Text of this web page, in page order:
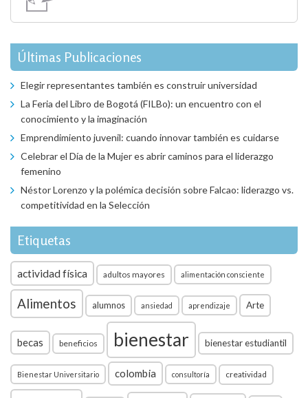
Últimas Publicaciones
Elegir representantes también es construir universidad
La Feria del Libro de Bogotá (FILBo): un encuentro con el
conocimiento y la imaginación
Emprendimiento juvenil: cuando innovar también es cuidarse
Celebrar el Día de la Mujer es abrir caminos para el liderazgo
femenino
Néstor Lorenzo y la polémica decisión sobre Falcao: liderazgo vs.
competitividad en la Selección
Etiquetas
actividad física adultos mayores alimentación consciente
Alimentos alumnos ansiedad aprendizaje Arte
becas beneficios bienestar bienestar estudiantil
Bienestar Universitario colombia consultoría creatividad